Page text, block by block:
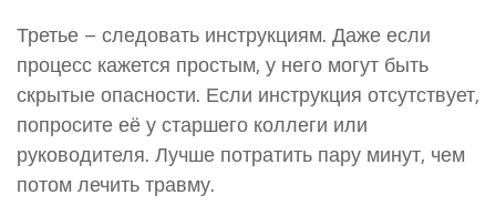
Третье – следовать инструкциям. Даже если
процесс кажется простым, у него могут быть
скрытые опасности. Если инструкция отсутствует,
попросите её у старшего коллеги или
руководителя. Лучше потратить пару минут, чем
потом лечить травму.